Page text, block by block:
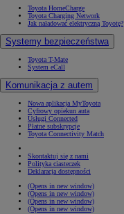
Toyota HomeCharge
Toyota Charging Network
Jak naładować elektryczną Toyotę?
Systemy bezpieczeństwa
Toyota T-Mate
System eCall
Komunikacja z autem
Nowa aplikacja MyToyota
Cyfrowy opiekun auta
Usługi Connected
Płatne subskrypcje
Toyota Connectivity Match
Skontaktuj się z nami
Polityka ciasteczek
Deklaracja dostępności
(Opens in new window)
(Opens in new window)
(Opens in new window)
(Opens in new window)